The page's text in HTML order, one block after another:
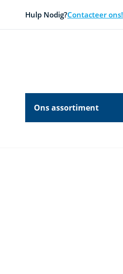
Hulp Nodig?Contacteer ons!
Ons assortiment